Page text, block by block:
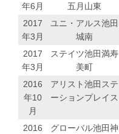
年6月
五月山東
2017
年3月
ユニ・アルス池田
城南
2017
年3月
ステイツ池田満寿
美町
2016
年10
月
アリスト池田ステ
ーションプレイス
2016
グローバル池田神